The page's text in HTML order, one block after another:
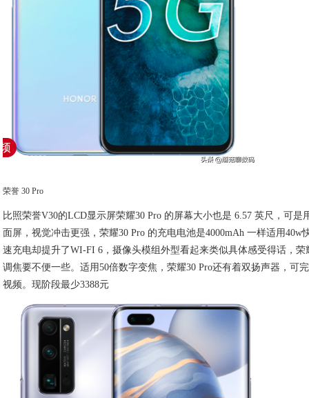
荣誉 30 Pro
比照荣誉V30的LCD显示屏荣耀30 Pro 的屏幕大小也是 6.57 英尺，可是
面屏，视觉冲击更强，荣耀30 Pro 的充电电池是4000mAh 一样适用40w
速充电却提升了WI-FI 6，摄像头模组外型看起来类似具体感受得话，荣
调焦要不便一些。适用50倍数字变焦，荣耀30 Pro还有着双扬声器，可
视频。现阶段最少3388元